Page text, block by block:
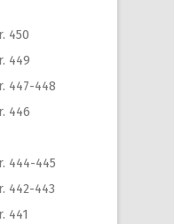
450
449
447-448
446
444-445
442-443
441